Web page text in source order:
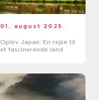
01. august 2025
Oplev Japan: En rejse til
et fascinerende land